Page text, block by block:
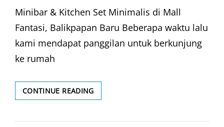
Minibar & Kitchen Set Minimalis di Mall
Fantasi, Balikpapan Baru Beberapa waktu lalu
kami mendapat panggilan untuk berkunjung
ke rumah
CONTINUE READINGMINIBAR
&
SET